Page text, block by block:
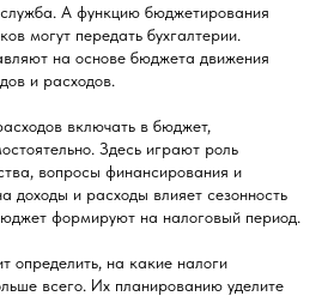
А функцию бюджетирования
могут передать бухгалтерии.
на основе бюджета движения
и расходов.
включать в бюджет,
Здесь играют роль
вопросы финансирования и
доходы и расходы влияет сезонность
формируют на налоговый период.
определить, на какие налоги
всего. Их планированию уделите